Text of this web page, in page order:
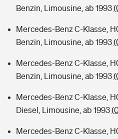
Sie haben Fragen?
Zur Übersicht
Tools
Kinderunfall-Check: Mehr
Typklassen: So ist Ihr Auto
Sie haben Fragen?
Benzin, Limousine, ab 1993
Mercedes-Benz C-Klasse,
Benzin, Limousine, ab 1993
Mercedes-Benz C-Klasse,
Benzin, Limousine, ab 1993
Mercedes-Benz C-Klasse,
Diesel, Limousine, ab 1993
Mercedes-Benz C-Klasse,